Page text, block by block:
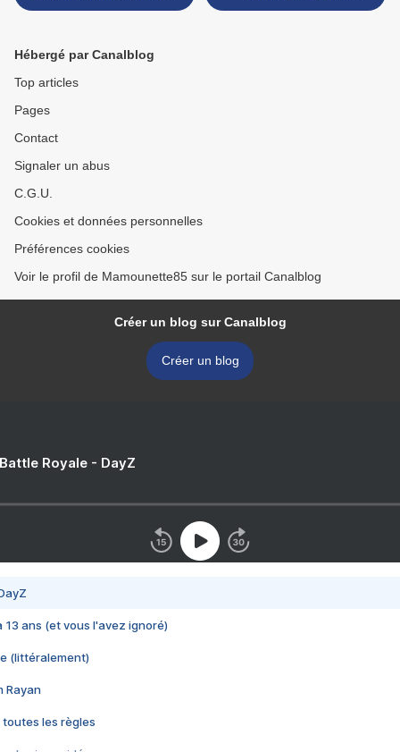
du cargo échoué chez moi
d'Auvergne et à la poire
Hébergé par Canalblog
Top articles
Pages
Contact
Signaler un abus
C.G.U.
Cookies et données personnelles
Préférences cookies
Voir le profil de Mamounette85 sur le portail Canalblog
Créer un blog sur Canalblog
Créer un blog
Royale - DayZ
13 ans (et vous l'avez ignoré)
(littéralement)
Rayan
toutes les règles